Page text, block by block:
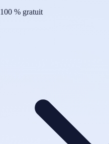
100 % gratuit